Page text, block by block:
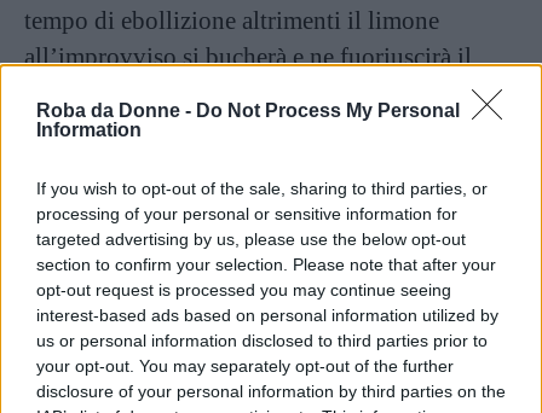
Roba da Donne - Do Not Process My Personal
Information
If you wish to opt-out of the sale, sharing to third parties, or
processing of your personal or sensitive information for
targeted advertising by us, please use the below opt-out
section to confirm your selection. Please note that after your
opt-out request is processed you may continue seeing
interest-based ads based on personal information utilized by
us or personal information disclosed to third parties prior to
your opt-out. You may separately opt-out of the further
disclosure of your personal information by third parties on the
tempo di ebollizione altrimenti il limone
all’improvviso si bucherà e ne fuoriuscirà il
liquido interno. Non che la tisana non sia più
attiva in quel caso, ma prende un sapore
meglio se userete un limone di quelli con la
buccia spessa, si bucano molto più
difficilmente.
Passati i 7 minuti togliete il pentolino dal
fuoco, gettate subito il limone e lo spicchio